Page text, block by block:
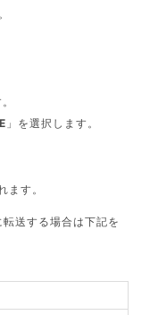
」を選択します。
ます。
転送する場合は下記を